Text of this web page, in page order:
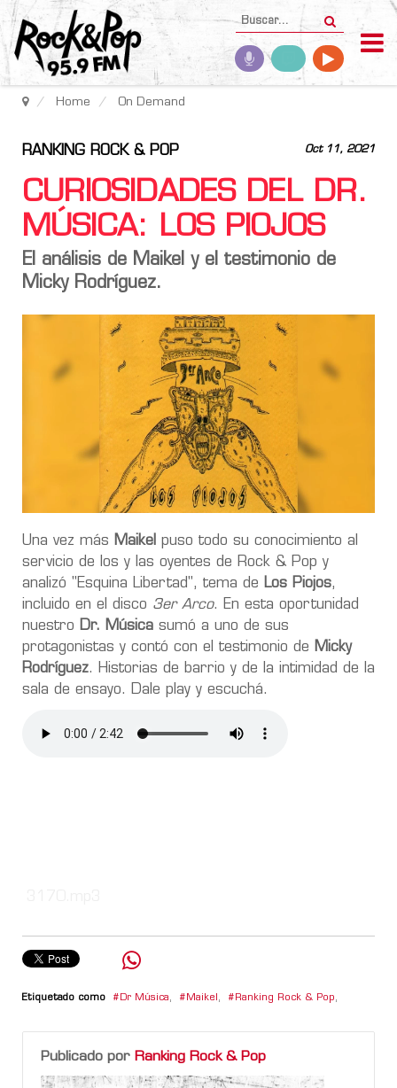
Home On Demand
Oct 11, 2021
RANKING ROCK & POP
CURIOSIDADES DEL DR.
MÚSICA: LOS PIOJOS
El análisis de Maikel y el testimonio de
Micky Rodríguez.
Una vez más Maikel puso todo su conocimiento al
servicio de los y las oyentes de Rock & Pop y
analizó "Esquina Libertad", tema de Los Piojos,
incluido en el disco 3er Arco. En esta oportunidad
nuestro Dr. Música sumó a uno de sus
protagonistas y contó con el testimonio de
Micky
Rodríguez. Historias de barrio y de la intimidad de la
sala de ensayo. Dale play y escuchá.
Etiquetado como Dr Música, Maikel , Ranking Rock & Pop,
Publicado por Ranking Rock & Pop